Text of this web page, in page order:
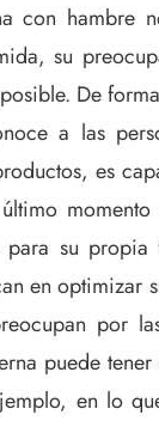
con hambre
su
De
a las
es
momento
su propia
en optimizar
por
puede tener
en lo